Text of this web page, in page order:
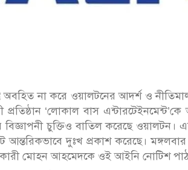
অবহিত না করে ওয়ালটনের আদর্শ ও
প্রতিষ্ঠান ‘লোকাল বাস
বিজ্ঞাপনী চুক্তিও বাতিল করেছে
আন্তরিকভাবে দুঃখ প্রকাশ করেছে।
মোহন আহমেদকে ওই আইনি নোটিশ